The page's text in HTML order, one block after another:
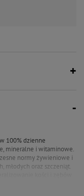
100% dzienne
mineralne i witaminowe.
normy żywieniowe i
młodych oraz szczeniąt.
poprawiających smak